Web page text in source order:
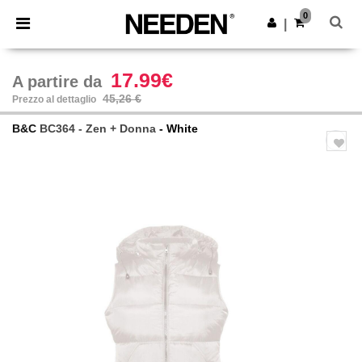
× App Needen
Prezzi migliori sull'app!
Scarica app
0
A partire da 17.99€
Prezzo al dettaglio 45,26 €
B&C BC364 - Zen + Donna - White